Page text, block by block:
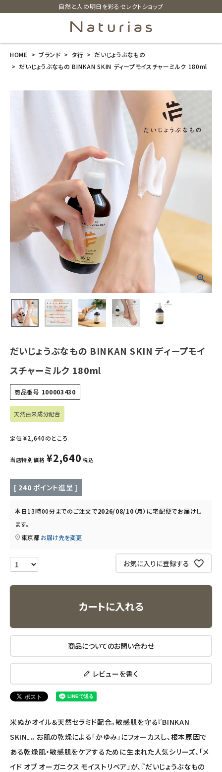
自然と人の明日を彩るセレクトショップ
search
SKIN ディープ
モイスチャーミ
ルク 180ml
(税込)
カテゴリーから探す
美容・コスメ・香水
衛生用品
日用品雑貨
フェムケア
キッチン用品
ブランド
エコリュクス
エコメイト
コラム・スタッフのおすすめ
HOME ブランド タ行
だいじょうぶなもの
だいじょうぶなもの BINKAN SKIN ディープモイスチャーミルク 180ml
だいじょうぶなもの BINKAN SKIN ディープモイ
スチャーミルク 180ml
商品番号 100003430
天然由来成分配合
定価 ¥2,640のところ
当店特別価格 ¥2,640 税込
[ 240 ポイント進呈 ]
本日13時00分までのご注文で2026/08/10（月） に宅配便でお届けし
ます。
東京都 お届け先を変更
お気に入りに登録する
カートに入れる
商品についてのお問い合わせ
レビューを書く
米ぬかオイル＆天然セラミド配合。敏感肌を守る『BINKAN
SKIN』。 お肌の乾燥による「かゆみ」にフォーカスし、根本原因で
ある乾燥肌・敏感肌をケアするために生まれた人気シリーズ、「メ
イド オブ オーガニクス モイストリペア」が、『だいじょうぶなもの